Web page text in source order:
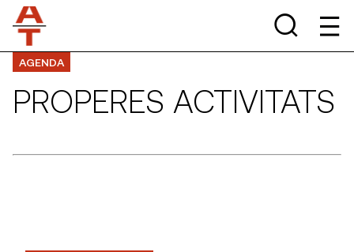
AGENDA
PROPERES ACTIVITATS